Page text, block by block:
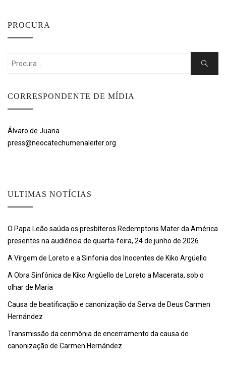
PROCURA
Search
Search
CORRESPONDENTE DE MÍDIA
Álvaro de Juana
press@neocatechumenaleiter.org
ULTIMAS NOTÍCIAS
O Papa Leão saúda os presbíteros Redemptoris Mater da América
presentes na audiência de quarta-feira, 24 de junho de 2026
A Virgem de Loreto e a Sinfonia dos Inocentes de Kiko Argüello
A Obra Sinfônica de Kiko Argüello de Loreto a Macerata, sob o
olhar de Maria
Causa de beatificação e canonização da Serva de Deus Carmen
Hernández
Transmissão da cerimônia de encerramento da causa de
canonização de Carmen Hernández